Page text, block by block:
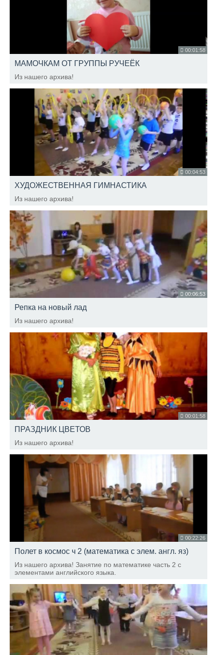
00:01:58
МАМОЧКАМ ОТ ГРУППЫ РУЧЕЁК
Из нашего архива!
00:04:53
ХУДОЖЕСТВЕННАЯ ГИМНАСТИКА
Из нашего архива!
00:06:53
Репка на новый лад
Из нашего архива!
00:01:58
ПРАЗДНИК ЦВЕТОВ
Из нашего архива!
00:22:26
Полет в космос ч 2 (математика с элем. англ. яз)
Из нашего архива! Занятие по математике часть 2 с
элементами английского языка.